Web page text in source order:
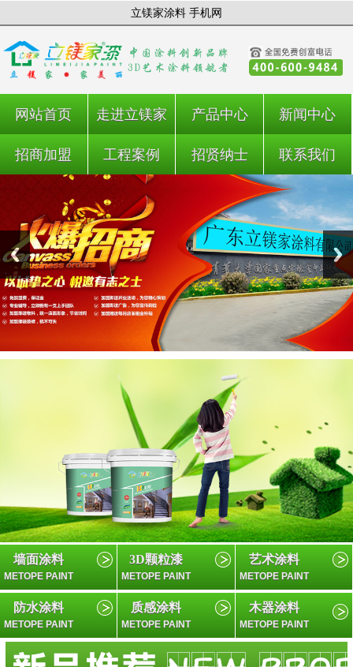
立镁家涂料 手机网
网站首页 走进立镁家 产品中心 新闻中心
招商加盟 工程案例 招贤纳士 联系我们
墙面涂料
METOPE PAINT
3D颗粒漆
METOPE PAINT
艺术涂料
METOPE PAINT
防水涂料
METOPE PAINT
质感涂料
METOPE PAINT
木器涂料
METOPE PAINT